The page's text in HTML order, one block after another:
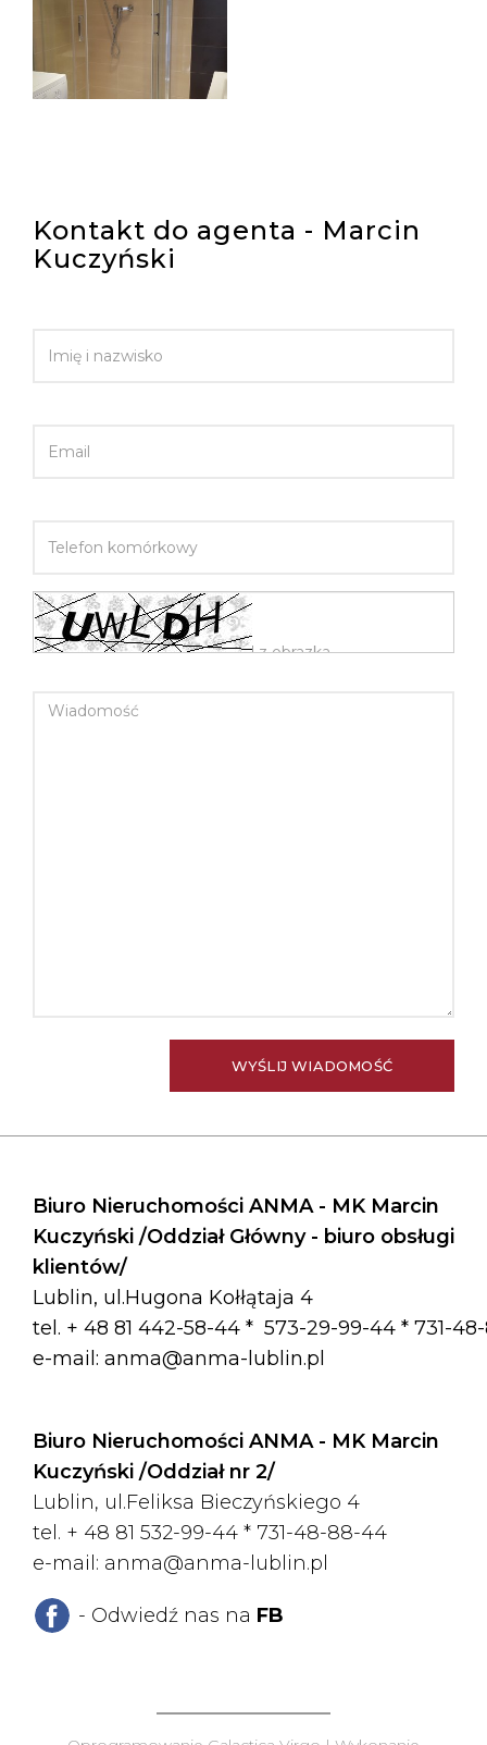
Kontakt do agenta - Marcin
Kuczyński
Biuro Nieruchomości ANMA - MK Marcin
Kuczyński /Oddział Główny - biuro obsługi
klientów/
Lublin, ul.Hugona Kołłątaja 4
tel. + 48 81 442-58-44 * 573-29-99-44 * 731-
e-mail: anma@anma-lublin.pl
Biuro Nieruchomości ANMA - MK Marcin
Kuczyński /Oddział nr 2/
Lublin, ul.Feliksa Bieczyńskiego 4
tel. + 48 81 532-99-44 * 731-48-88-44
e-mail: anma@anma-lublin.pl
- Odwiedź nas na FB